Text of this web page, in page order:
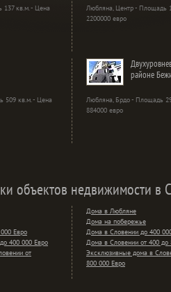
кв.м. - Цена
Любляна, Центр - Площадь
2200000 евро
509 кв.м. - Цена
районе
Любляна, Брдо - Площадь
884000 евро
объектов недвижимости в
Евро
400 000 Евро
от
Дома в Любляне
Дома на побережье
Дома в Словении до 400
Дома в Словении от 400 до
Эксклюзивные дома в
800 000 Евро